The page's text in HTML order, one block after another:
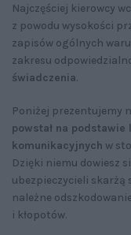
Najczęściej kierowcy
z powodu wysokości
zapisów ogólnych
zakresu
świadczenia.
Poniżej prezentujemy
powstał na
komunikacyjnych w
Dzięki niemu dowiesz
ubezpieczycieli skarżą
należne
i kłopotów.